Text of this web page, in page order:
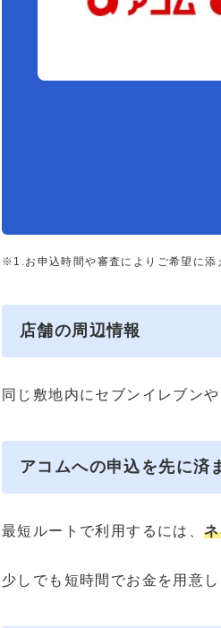
※1.お申込時間や審査によりご希望に添
店舗の周辺情報
同じ敷地内にセブンイレブン
アコムへの申込を先に済
最短ルートで利用するには、
少しでも短時間でお金を用意